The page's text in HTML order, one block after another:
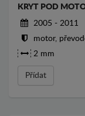
KRYT POD
2005 - 2011
motor,
2 mm
Přídat